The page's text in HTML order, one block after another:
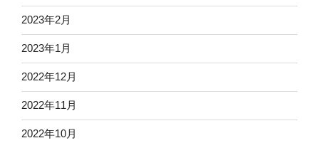
2023年2月
2023年1月
2022年12月
2022年11月
2022年10月